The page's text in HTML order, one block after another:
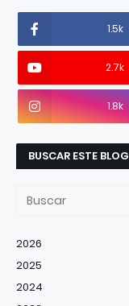
1.5k
2.7k
1.8k
BUSCAR ESTE BLOG
2026
2025
2024